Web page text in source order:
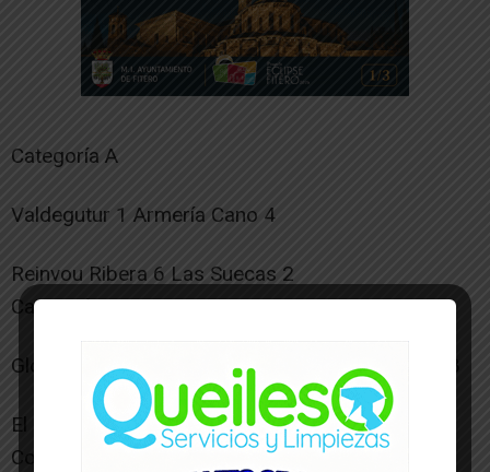
Categoría A
Valdegutur 1 Armería Cano 4
Reinvou Ribera 6 Las Suecas 2
Categoría B
Glorioso Intemperie B. 4 Peña Bética Santa Ana 8
El Desakuerdo 3 El Burcón 5
Consolación